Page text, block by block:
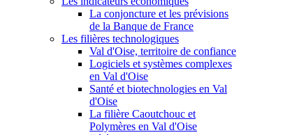
La conjoncture et les prévisions
de la Banque de France
Les filières technologiques
Val d'Oise, territoire de confiance
Logiciels et systèmes complexes
en Val d'Oise
Santé et biotechnologies en Val
d'Oise
La filière Caoutchouc et
Polymères en Val d'Oise